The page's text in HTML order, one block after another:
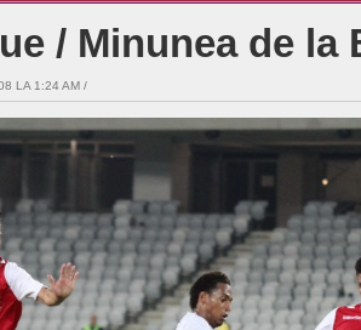
/ Minunea de la
LA 1:24 AM /